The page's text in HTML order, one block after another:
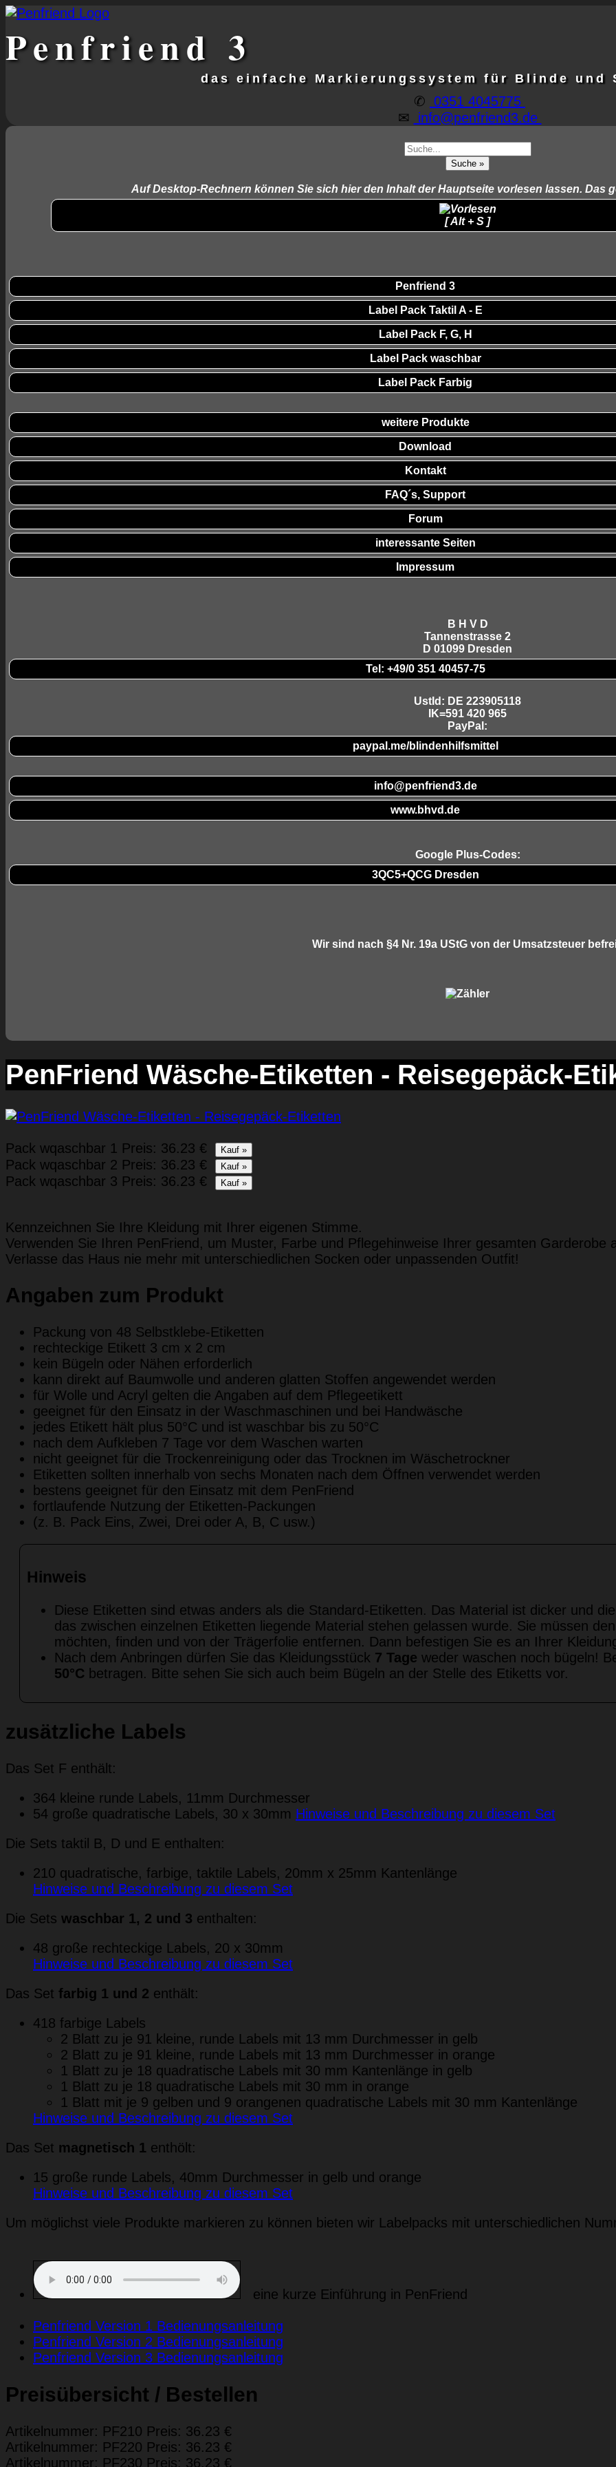
Penfriend 3
das einfache Markierungssystem für Blinde und
✆ 0351 4045775
✉
info@penfriend3.de
Auf Desktop-Rechnern können Sie sich hier den Inhalt der Hauptseite vorlesen lassen. Das
[ Alt + S ]
Penfriend 3
Label Pack Taktil A - E
Label Pack F, G, H
Label Pack waschbar
Label Pack Farbig
weitere Produkte
Download
Kontakt
FAQ´s, Support
Forum
interessante Seiten
Impressum
B H V D
Tannenstrasse 2
D 01099 Dresden
Tel: +49/0 351 40457-75
UstId: DE 223905118
IK=591 420 965
PayPal:
paypal.me/blindenhilfsmittel
info@penfriend3.de
www.bhvd.de
Google Plus-Codes:
3QC5+QCG Dresden
Wir sind nach §4 Nr. 19a UStG von der Umsatzsteuer
PenFriend Wäsche-Etiketten - Reisegepäck-
Pack wqaschbar 1 Preis: 36.23 €
Pack wqaschbar 2 Preis: 36.23 €
Pack wqaschbar 3 Preis: 36.23 €
Kennzeichnen Sie Ihre Kleidung mit Ihrer eigenen Stimme.
Verwenden Sie Ihren PenFriend, um Muster, Farbe und Pflegehinweise Ihrer gesamten Garderobe
Verlasse das Haus nie mehr mit unterschiedlichen Socken oder unpassenden Outfit!
Angaben zum Produkt
Packung von 48 Selbstklebe-Etiketten
rechteckige Etikett 3 cm x 2 cm
kein Bügeln oder Nähen erforderlich
kann direkt auf Baumwolle und anderen glatten Stoffen angewendet werden
für Wolle und Acryl gelten die Angaben auf dem Pflegeetikett
geeignet für den Einsatz in der Waschmaschinen und bei Handwäsche
jedes Etikett hält plus 50°C und ist waschbar bis zu 50°C
nach dem Aufkleben 7 Tage vor dem Waschen warten
nicht geeignet für die Trockenreinigung oder das Trocknen im Wäschetrockner
Etiketten sollten innerhalb von sechs Monaten nach dem Öffnen verwendet werden
bestens geeignet für den Einsatz mit dem PenFriend
fortlaufende Nutzung der Etiketten-Packungen
(z. B. Pack Eins, Zwei, Drei oder A, B, C usw.)
Hinweis
Diese Etiketten sind etwas anders als die Standard-Etiketten. Das Material ist dicker und
das zwischen einzelnen Etiketten liegende Material stehen gelassen wurde. Sie müssen
möchten, finden und von der Trägerfolie entfernen. Dann befestigen Sie es an Ihrer
Nach dem Anbringen dürfen Sie das Kleidungsstück 7 Tage weder waschen noch bügeln!
50°C betragen. Bitte sehen Sie sich auch beim Bügeln an der Stelle des Etiketts vor.
zusätzliche Labels
Das Set F enthält:
364 kleine runde Labels, 11mm Durchmesser
54 große quadratische Labels, 30 x 30mm Hinweise und Beschreibung zu diesem Set
Die Sets taktil B, D und E enthalten:
210 quadratische, farbige, taktile Labels, 20mm x 25mm Kantenlänge
Hinweise und Beschreibung zu diesem Set
Die Sets waschbar 1, 2 und 3 enthalten:
48 große rechteckige Labels, 20 x 30mm
Hinweise und Beschreibung zu diesem Set
Das Set farbig 1 und 2 enthält:
418 farbige Labels
2 Blatt zu je 91 kleine, runde Labels mit 13 mm Durchmesser in gelb
2 Blatt zu je 91 kleine, runde Labels mit 13 mm Durchmesser in orange
1 Blatt zu je 18 quadratische Labels mit 30 mm Kantenlänge in gelb
1 Blatt zu je 18 quadratische Labels mit 30 mm in orange
1 Blatt mit je 9 gelben und 9 orangenen quadratische Labels mit 30 mm Kantenlänge
Hinweise und Beschreibung zu diesem Set
Das Set magnetisch 1 enthölt:
15 große runde Labels, 40mm Durchmesser in gelb und orange
Hinweise und Beschreibung zu diesem Set
Um möglichst viele Produkte markieren zu können bieten wir Labelpacks mit unterschiedlichen
eine kurze Einführung in PenFriend
Penfriend Version 1 Bedienungsanleitung
Penfriend Version 2 Bedienungsanleitung
Penfriend Version 3 Bedienungsanleitung
Preisübersicht / Bestellen
Artikelnummer: PF210 Preis: 36.23 €
Artikelnummer: PF220 Preis: 36.23 €
Artikelnummer: PF230 Preis: 36.23 €